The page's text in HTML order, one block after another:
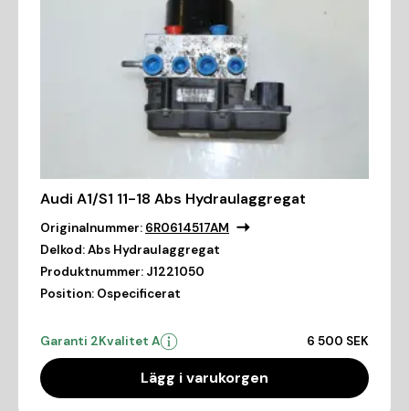
Audi A1/S1 11-18 Abs Hydraulaggregat
Originalnummer: 6R0614517AM
Delkod:Abs Hydraulaggregat
Produktnummer: J1221050
Position: Ospecificerat
Garanti 2Kvalitet A 6 500 SEK
Lägg i varukorgen